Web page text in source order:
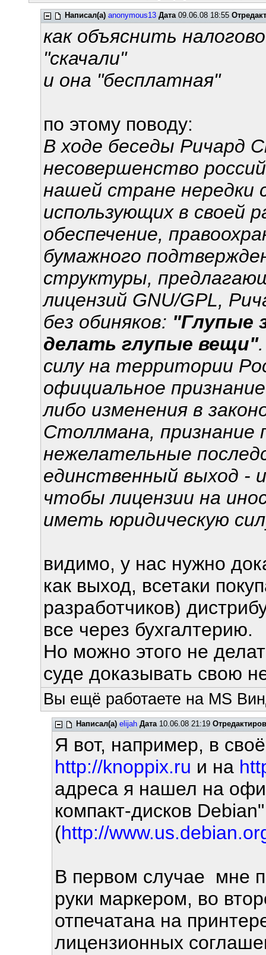
Написал(а) anonymous13 Дата09.06.08 18:55
как объяснить
"скачали"
и она "бесплатная"
по этому поводу:
В ходе беседы Ричард
несовершенство
нашей стране нередки
использующих в своей
обеспечение,
бумажного
структуры,
лицензий GNU/GPL,
без обиняков: "Глупые
делать глупые вещи"
силу на территории
официальное
либо изменения в
Столлмана, признание
нежелательные
единственный выход -
чтобы лицензии на
иметь юридическую
видимо, у нас нужно
как выход, всетаки
разработчиков)
все через бухгалтерию.
Но можно этого не
суде доказывать свою
Вы ещё работаете на MS
Написал(а) elijah Дата10.06.08 21:19
Я вот, например, в
http://knoppix.ru и на
адреса я нашел на
компакт-дисков Debian"
(http://
В первом случае мне
руки маркером, во
отпечатана на
лицензионных